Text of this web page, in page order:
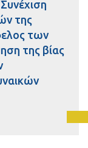
της
των
της βίας